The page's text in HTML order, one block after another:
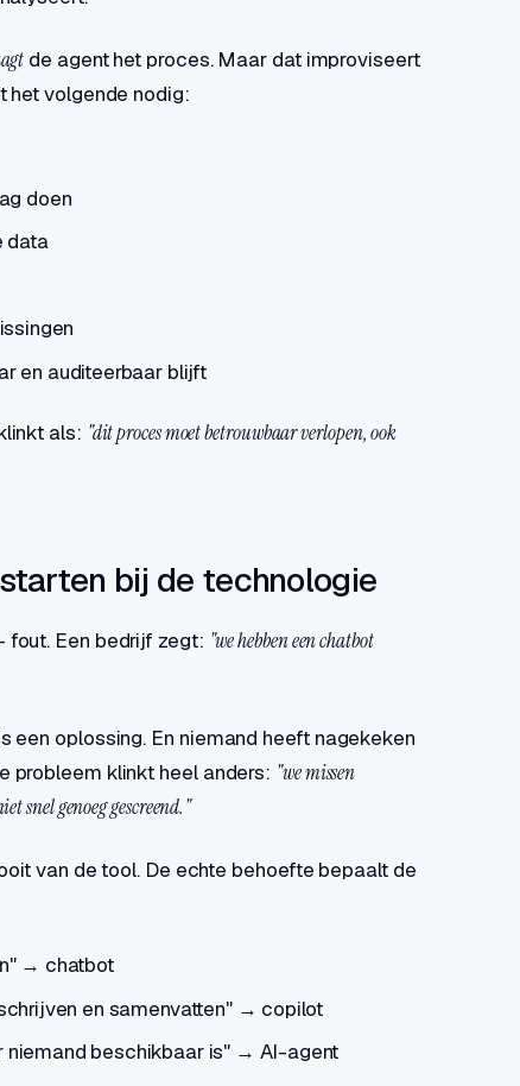
de agent het proces. Maar dat improviseert
het volgende nodig:
doen
data
en auditeerbaar blijft
als: "dit proces moet betrouwbaar verlopen, ook
bij de technologie
Een bedrijf zegt: "we hebben een chatbot
een oplossing. En niemand heeft nagekeken
probleem klinkt heel anders: "we missen
snel genoeg gescreend."
van de tool. De echte behoefte bepaalt de
→ chatbot
en samenvatten" → copilot
niemand beschikbaar is" → AI-agent